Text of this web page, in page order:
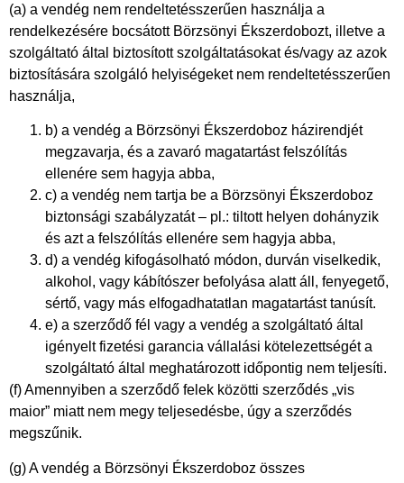
(a) a vendég nem rendeltetésszerűen használja a
rendelkezésére bocsátott Börzsönyi Ékszerdobozt, illetve a
szolgáltató által biztosított szolgáltatásokat és/vagy az azok
biztosítására szolgáló helyiségeket nem rendeltetésszerűen
használja,
b) a vendég a Börzsönyi Ékszerdoboz házirendjét
megzavarja, és a zavaró magatartást felszólítás
ellenére sem hagyja abba,
c) a vendég nem tartja be a Börzsönyi Ékszerdoboz
biztonsági szabályzatát – pl.: tiltott helyen dohányzik
és azt a felszólítás ellenére sem hagyja abba,
d) a vendég kifogásolható módon, durván viselkedik,
alkohol, vagy kábítószer befolyása alatt áll, fenyegető,
sértő, vagy más elfogadhatatlan magatartást tanúsít.
e) a szerződő fél vagy a vendég a szolgáltató által
igényelt fizetési garancia vállalási kötelezettségét a
szolgáltató által meghatározott időpontig nem teljesíti.
(f) Amennyiben a szerződő felek közötti szerződés „vis
maior” miatt nem megy teljesedésbe, úgy a szerződés
megszűnik.
(g) A vendég a Börzsönyi Ékszerdoboz összes